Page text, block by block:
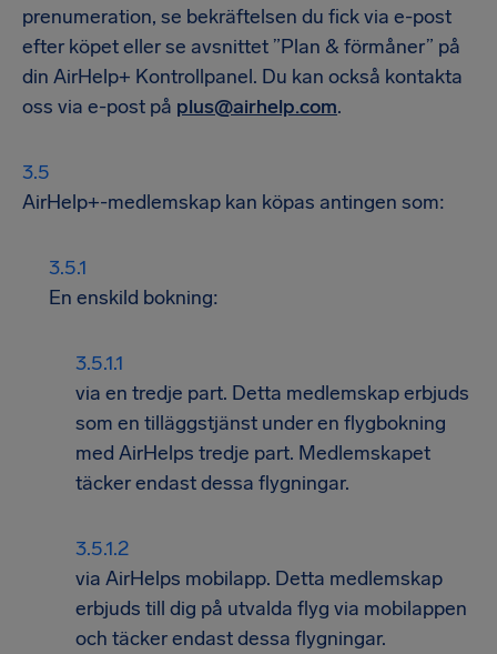
prenumeration, se bekräftelsen du fick via e-post
efter köpet eller se avsnittet ”Plan & förmåner” på
din AirHelp+ Kontrollpanel. Du kan också kontakta
oss via e-post på plus@airhelp.com.
AirHelp+-medlemskap kan köpas antingen som:
En enskild bokning:
via en tredje part. Detta medlemskap erbjuds
som en tilläggstjänst under en flygbokning
med AirHelps tredje part. Medlemskapet
täcker endast dessa flygningar.
via AirHelps mobilapp. Detta medlemskap
erbjuds till dig på utvalda flyg via mobilappen
och täcker endast dessa flygningar.